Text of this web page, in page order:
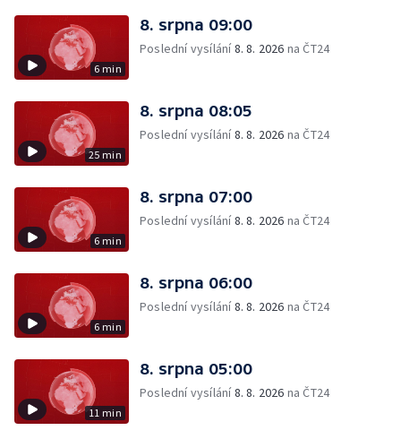
6 min
8. srpna 09:00
Poslední vysílání8. 8. 2026 na ČT24
25 min
8. srpna 08:05
Poslední vysílání8. 8. 2026 na ČT24
6 min
8. srpna 07:00
Poslední vysílání8. 8. 2026 na ČT24
6 min
8. srpna 06:00
Poslední vysílání8. 8. 2026 na ČT24
11 min
8. srpna 05:00
Poslední vysílání8. 8. 2026 na ČT24